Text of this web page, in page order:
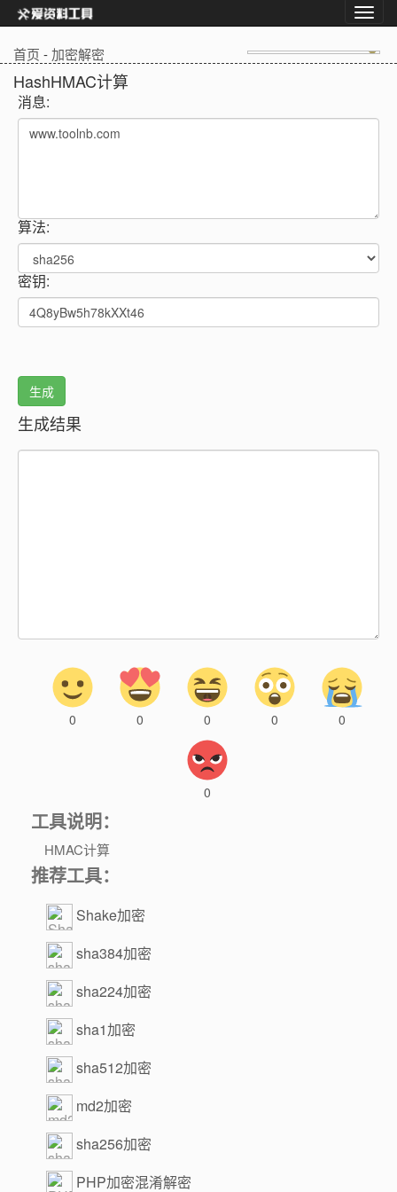
首页 -加密解密
HashHMAC计算
消息:
算法:
密钥:
生成结果
0 0 0 0 0
0
工具说明：
HMAC计算
推荐工具：
Shake加密
sha384加密
sha224加密
sha1加密
sha512加密
md2加密
sha256加密
PHP加密混淆解密